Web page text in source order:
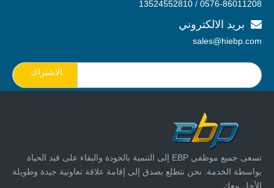
0576-86011208 / 13524552810
 بريد الالكتروني
sales@hiebp.com
الاشتراك
تسعى جميع موظفي EBP إلى التنمية بالجودة والبقاء على قيد الحياة
بواسطة الخدمة. نحن نتطلع بصدق إلى إقامة علاقة تعاونية جيدة وطويلة
الأجل معك.